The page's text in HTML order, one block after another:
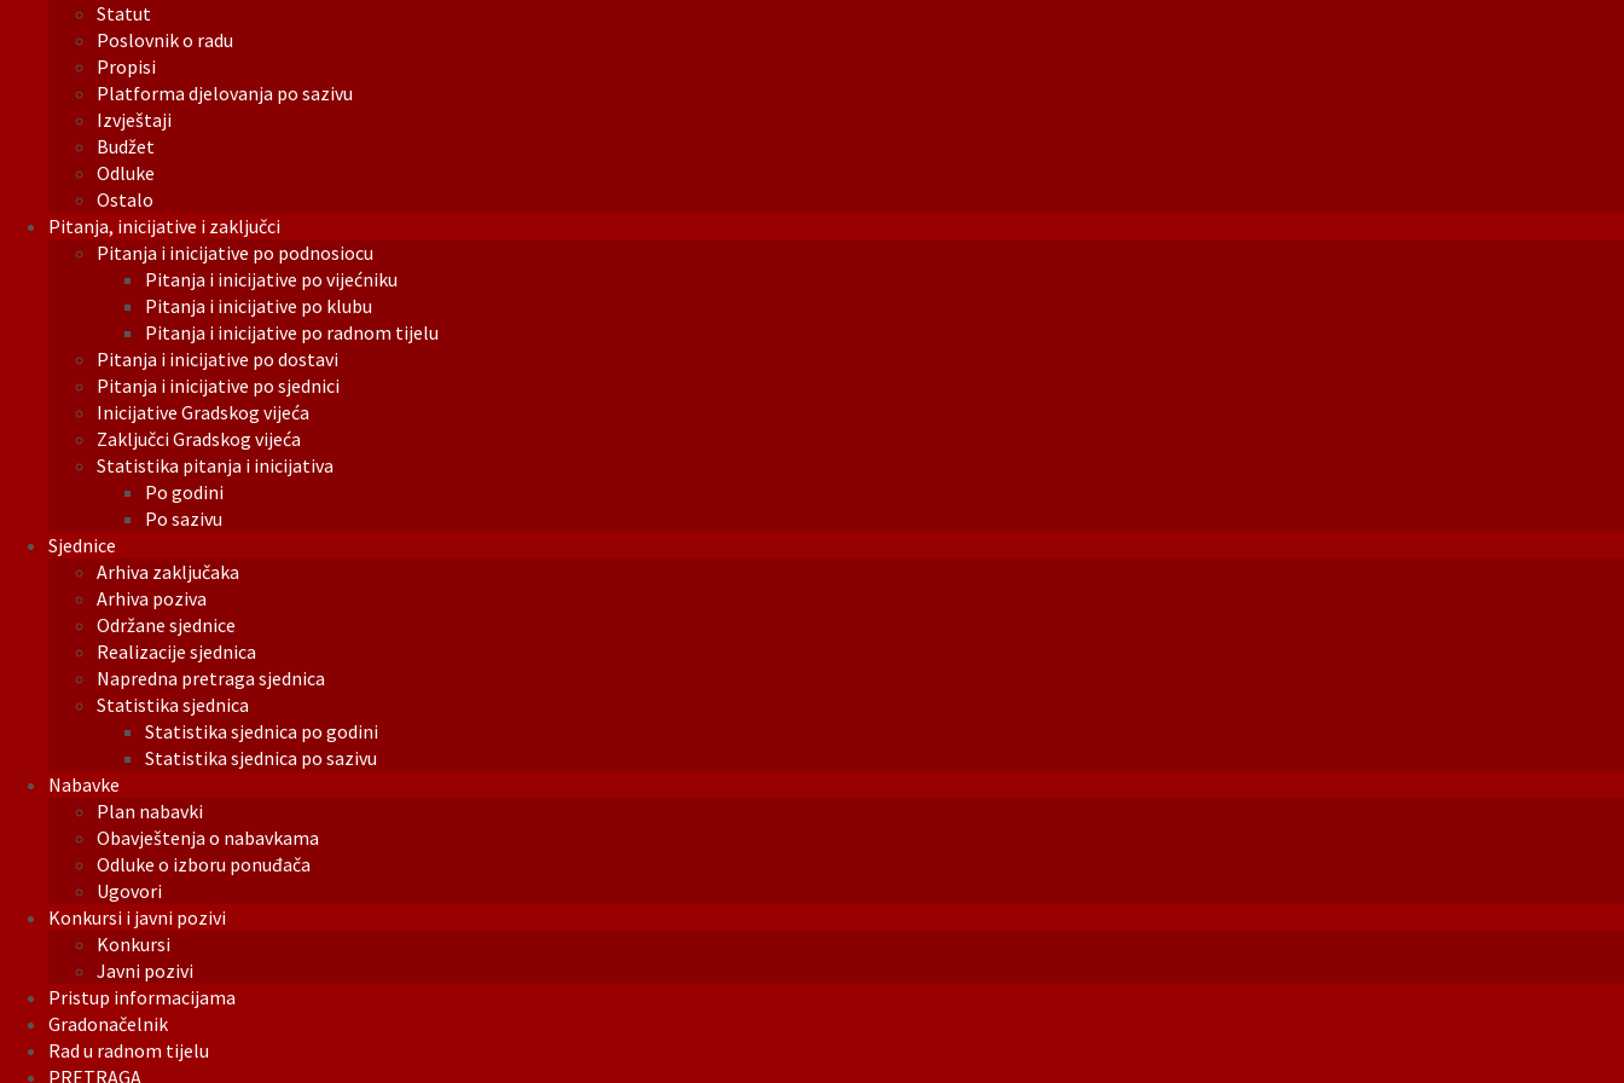
Statut
Poslovnik o radu
Propisi
Platforma djelovanja po sazivu
Izvještaji
Budžet
Odluke
Ostalo
Pitanja, inicijative i zaključci
Pitanja i inicijative po podnosiocu
Pitanja i inicijative po vijećniku
Pitanja i inicijative po klubu
Pitanja i inicijative po radnom tijelu
Pitanja i inicijative po dostavi
Pitanja i inicijative po sjednici
Inicijative Gradskog vijeća
Zaključci Gradskog vijeća
Statistika pitanja i inicijativa
Po godini
Po sazivu
Sjednice
Arhiva zaključaka
Arhiva poziva
Održane sjednice
Realizacije sjednica
Napredna pretraga sjednica
Statistika sjednica
Statistika sjednica po godini
Statistika sjednica po sazivu
Nabavke
Plan nabavki
Obavještenja o nabavkama
Odluke o izboru ponuđača
Ugovori
Konkursi i javni pozivi
Konkursi
Javni pozivi
Pristup informacijama
Gradonačelnik
Rad u radnom tijelu
PRETRAGA